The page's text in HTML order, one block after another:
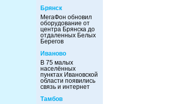
Брянск
МегаФон обновил
оборудование от
центра Брянска до
отдаленных Белых
Берегов
Иваново
В 75 малых
населённых
пунктах Ивановской
области появились
связь и интернет
Тамбов